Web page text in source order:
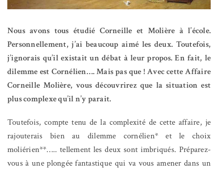
Nous avons tous étudié Corneille et Molière à l’école.
Personnellement, j’ai beaucoup aimé les deux. Toutefois,
j’ignorais qu’il existait un débat à leur propos. En fait, le
dilemme est Cornélien…. Mais pas que ! Avec cette Affaire
Corneille Molière, vous découvrirez que la situation est
plus complexe qu’il n’y parait.
Toutefois, compte tenu de la complexité de cette affaire, je
rajouterais bien au dilemme cornélien* et le choix
moliérien**….. tellement les deux sont imbriqués. Préparez-
vous à une plongée fantastique qui va vous amener dans un